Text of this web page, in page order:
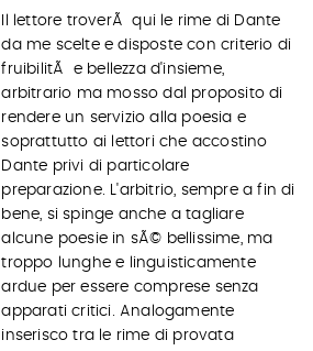
Il lettore troverÃ qui le rime di Dante
da me scelte e disposte con criterio di
fruibilitÃ e bellezza d'insieme,
arbitrario ma mosso dal proposito di
rendere un servizio alla poesia e
soprattutto ai lettori che accostino
Dante privi di particolare
preparazione. L'arbitrio, sempre a fin di
bene, si spinge anche a tagliare
alcune poesie in sÃ© bellissime, ma
troppo lunghe e linguisticamente
ardue per essere comprese senza
apparati critici. Analogamente
inserisco tra le rime di provata